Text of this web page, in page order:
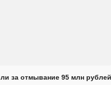
за отмывание 95 млн рублей